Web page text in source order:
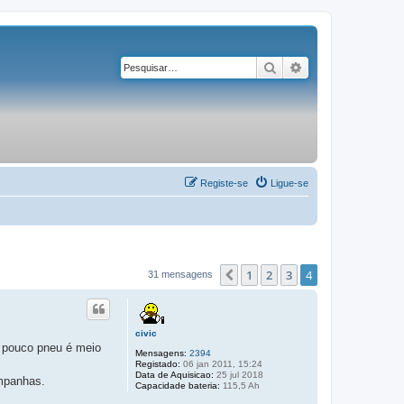
Pesquisar
Ligue-se
Registe-se
31 mensagens Anterior
1 2 3 4
civic
Mensagens: 2394
Registado: 06 jan 2011, 15:24
Data de Aquisicao: 25 jul 2018
Capacidade bateria: 115,5 Ah
pneu é meio